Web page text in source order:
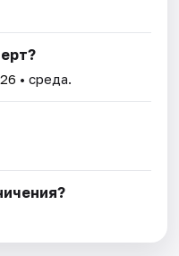
• среда.